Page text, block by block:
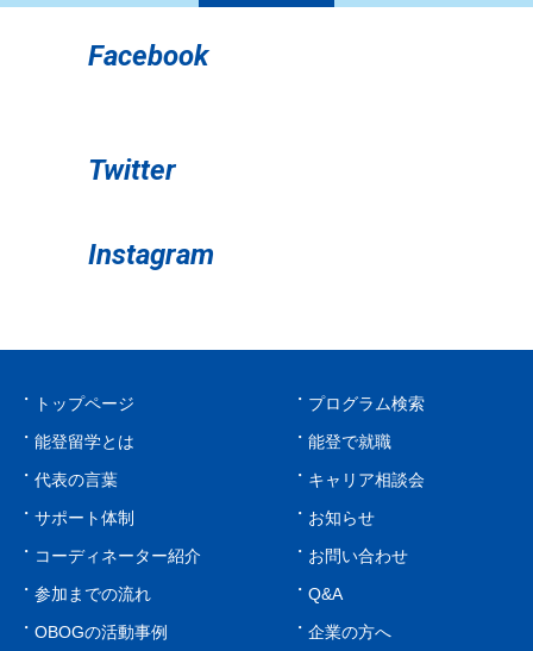
Facebook
Twitter
Instagram
トップページ
能登留学とは
代表の言葉
サポート体制
コーディネーター紹介
参加までの流れ
OBOGの活動事例
プログラム検索
能登で就職
キャリア相談会
お知らせ
お問い合わせ
Q&A
企業の方へ